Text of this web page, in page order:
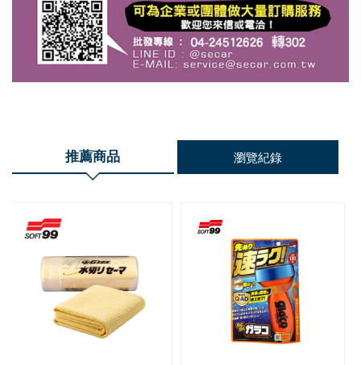
推薦商品 瀏覽紀錄